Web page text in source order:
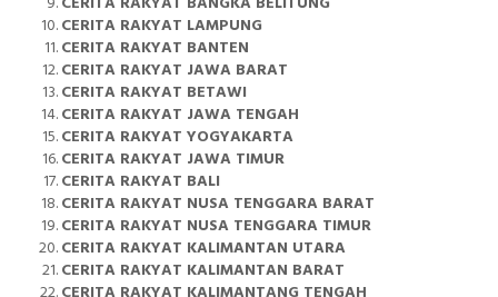
CERITA RAKYAT LAMPUNG
CERITA RAKYAT BANTEN
CERITA RAKYAT JAWA BARAT
CERITA RAKYAT BETAWI
CERITA RAKYAT JAWA TENGAH
CERITA RAKYAT YOGYAKARTA
CERITA RAKYAT JAWA TIMUR
CERITA RAKYAT BALI
CERITA RAKYAT NUSA TENGGARA BARAT
CERITA RAKYAT NUSA TENGGARA TIMUR
CERITA RAKYAT KALIMANTAN UTARA
CERITA RAKYAT KALIMANTAN BARAT